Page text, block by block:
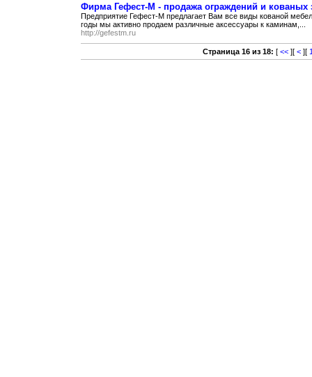
Фирма Гефест-М - продажа ограждений и кованых
Предприятие Гефест-М предлагает Вам все виды кованой
годы мы активно продаем различные аксессуары к каминам,...
http://gefestm.ru
Страница 16 из 18: [ <<][ <][